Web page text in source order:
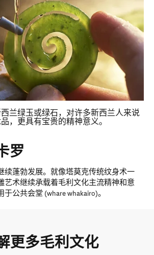
兰绿玉或绿石，对许多新西兰人来说
，更具有宝贵的精神意义。
罗
续蓬勃发展。就像塔莫克传统纹身术一
艺术继续承载着毛利文化主流精神和意
公共会堂 (whare whakairo)。
更多毛利文化